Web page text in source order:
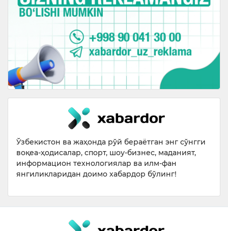
Ўзбекистон ва жаҳонда рўй бераётган энг сўнгги
воқеа-ҳодисалар, спорт, шоу-бизнес, маданият,
информацион технологиялар ва илм-фан
янгиликларидан доимо хабардор бўлинг!